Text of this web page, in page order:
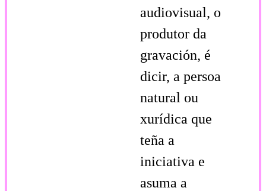
audiovisual, o
produtor da
gravación, é
dicir, a persoa
natural ou
xurídica que
teña a
iniciativa e
asuma a